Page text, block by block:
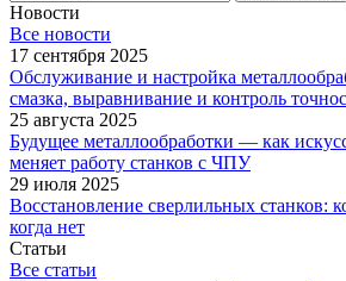
Новости
Все новости
17 сентября 2025
Обслуживание и настройка
смазка, выравнивание и контроль
25 августа 2025
Будущее металлообработки — как
меняет работу станков с ЧПУ
29 июля 2025
Восстановление сверлильных станков:
когда нет
Статьи
Все статьи